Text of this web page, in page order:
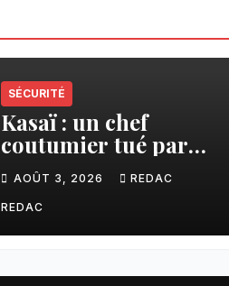
SÉCURITÉ
Kasaï : un chef
coutumier tué par
balle par un policier
à Kamuesha, la
tension monte
AOÛT 3, 2026 REDAC
REDAC